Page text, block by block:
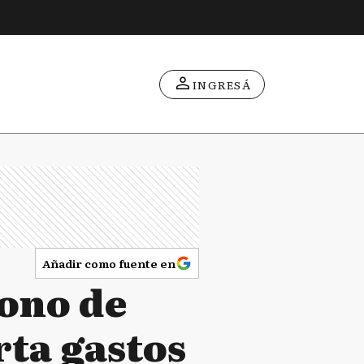
INGRESÁ
Añadir como fuente en
de
gastos